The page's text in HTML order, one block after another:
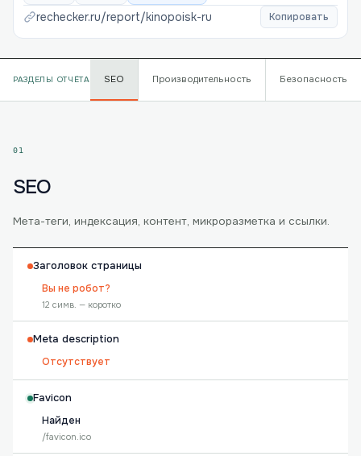
rechecker.ru/report/kinopoisk-ru Копировать
РАЗДЕЛЫ ОТЧЁТА SEO Производительность Безопасность
01
SEO
Мета-теги, индексация, контент, микроразметка и ссылки.
Заголовок страницы
Вы не робот?
12 симв. — коротко
Meta description
Отсутствует
Favicon
Найден
/favicon.ico